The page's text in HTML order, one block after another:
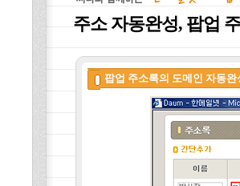
주소 자동완성, 팝업
팝업 주소록의 도메인 자동완